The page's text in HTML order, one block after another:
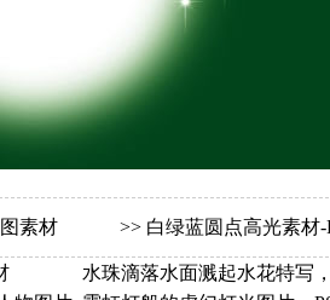
素材 >> 白绿蓝圆点高光素材